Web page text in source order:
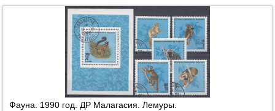
Фауна. 1990 год. ДР Малагасия. Лемуры.